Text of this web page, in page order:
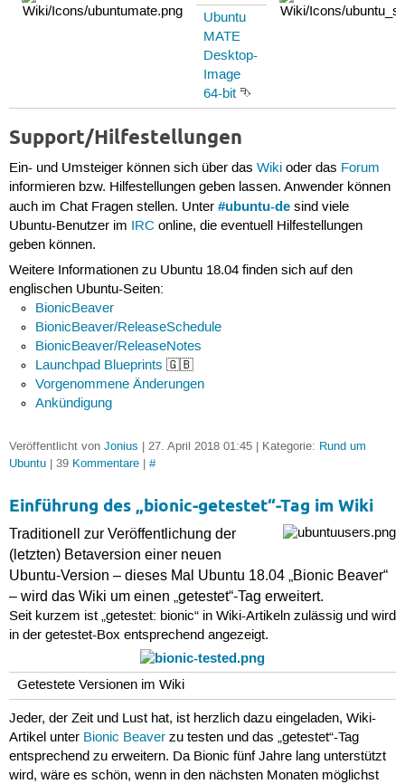
Ubuntu
MATE
Desktop-
Image
64-bit ⮷
Support/Hilfestellungen
Ein- und Umsteiger können sich über das Wikioder das Forum
informieren bzw. Hilfestellungen geben lassen. Anwender können
auch im Chat Fragen stellen. Unter #ubuntu-desind viele
Ubuntu-Benutzer im IRC online, die eventuell Hilfestellungen
geben können.
Weitere Informationen zu Ubuntu 18.04 finden sich auf den
englischen Ubuntu-Seiten:
BionicBeaver
BionicBeaver/ReleaseSchedule
BionicBeaver/ReleaseNotes
Launchpad Blueprints 🇬🇧
Vorgenommene Änderungen
Ankündigung
Veröffentlicht von Jonius | 27. April 2018 01:45 | Kategorie: Rund um
Ubuntu| 39 Kommentare| #
Einführung des „bionic-getestet“-Tag im Wiki
Traditionell zur Veröffentlichung der
(letzten) Betaversion einer neuen
Ubuntu-Version – dieses Mal Ubuntu 18.04 „Bionic Beaver“
– wird das Wiki um einen „getestet“-Tag erweitert.
Seit kurzem ist „getestet: bionic“ in Wiki-Artikeln zulässig und wird
in der getestet-Box entsprechend angezeigt.
Getestete Versionen im Wiki
Jeder, der Zeit und Lust hat, ist herzlich dazu eingeladen, Wiki-
Artikel unter Bionic Beaverzu testen und das „getestet“-Tag
entsprechend zu erweitern. Da Bionic fünf Jahre lang unterstützt
wird, wäre es schön, wenn in den nächsten Monaten möglichst